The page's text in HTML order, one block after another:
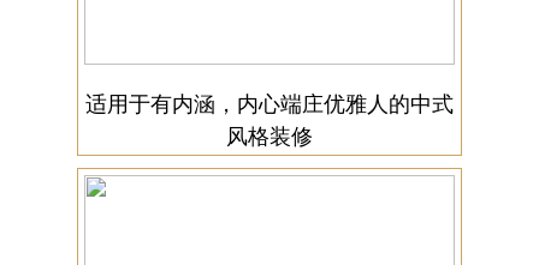
适用于有内涵，内心端庄优雅人的中式
风格装修